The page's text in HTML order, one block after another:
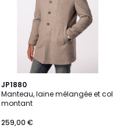
JP1880
Manteau, laine mélangée et col
montant
259,00 €
5
/
5